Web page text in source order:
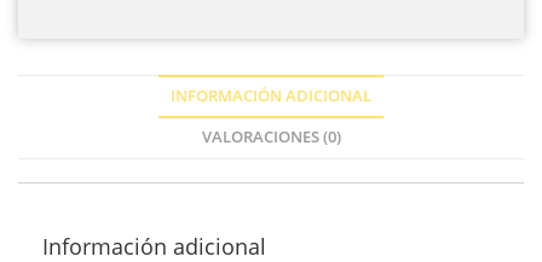
INFORMACIÓN ADICIONAL
VALORACIONES (0)
Información adicional